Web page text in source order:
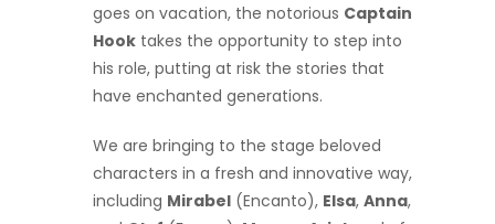
goes on vacation, the notorious Captain
Hook takes the opportunity to step into
his role, putting at risk the stories that
have enchanted generations.
We are bringing to the stage beloved
characters in a fresh and innovative way,
including Mirabel (Encanto), Elsa, Anna,